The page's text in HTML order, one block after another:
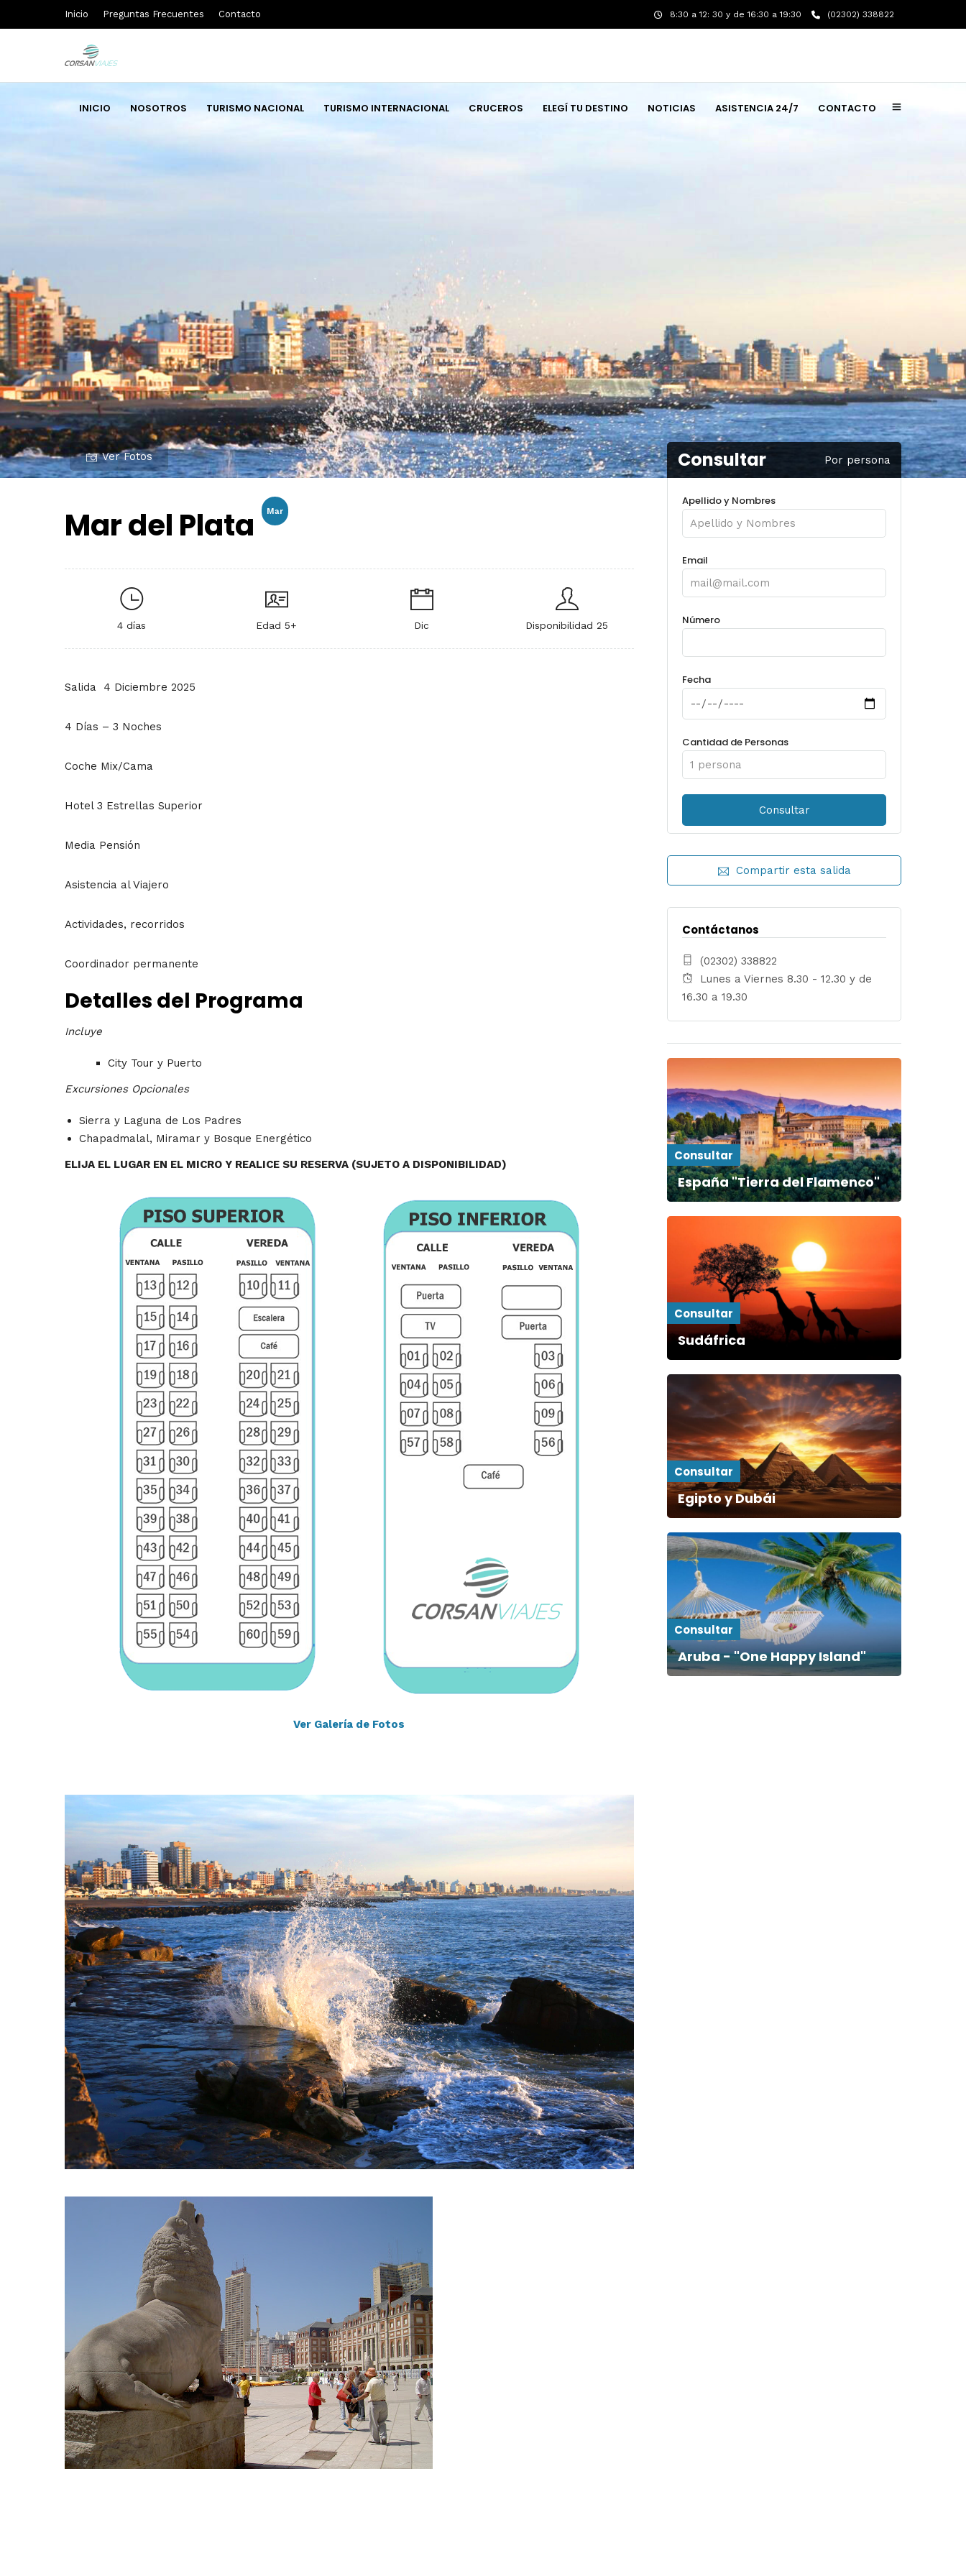
8:30 a 12: 30 y de 16:30 a 19:30 (02302) 338822
Inicio Preguntas Frecuentes Contacto
INICIO NOSOTROS TURISMO NACIONAL TURISMO INTERNACIONAL CRUCEROS ELEGÍ TU DESTINO NOTICIAS ASISTENCIA 24/7 CONTACTO
Ver Fotos Consultar Por persona
Apellido y Nombres
Email
Número
Fecha
Cantidad de Personas
Compartir esta salida
Contáctanos
(02302) 338822
Lunes a Viernes 8.30 - 12.30 y de
16.30 a 19.30
Consultar
España "Tierra del Flamenco"
Consultar
Sudáfrica
Consultar
Egipto y Dubái
Consultar
Aruba - "One Happy Island"
Mar del Plata Mar
4 días Edad 5+ Dic Disponibilidad 25
Salida 4 Diciembre 2025
4 Días – 3 Noches
Coche Mix/Cama
Hotel 3 Estrellas Superior
Media Pensión
Asistencia al Viajero
Actividades, recorridos
Coordinador permanente
Detalles del Programa
Incluye
City Tour y Puerto
Excursiones Opcionales
Sierra y Laguna de Los Padres
Chapadmalal, Miramar y Bosque Energético
ELIJA EL LUGAR EN EL MICRO Y REALICE SU RESERVA (SUJETO A DISPONIBILIDAD)
Ver Galería de Fotos